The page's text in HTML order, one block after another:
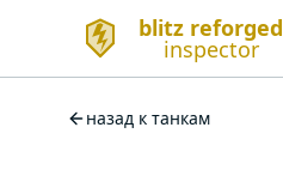
blitz reforged
inspector
назад к танкам